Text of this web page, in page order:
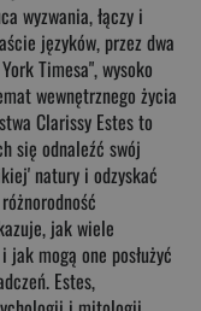
wyzwania, łączy i
języków, przez dwa
Timesa", wysoko
wewnętrznego życia
Clarissy Estes to
się odnaleźć swój
natury i odzyskać
jak wiele
mogą one posłużyć
Estes,